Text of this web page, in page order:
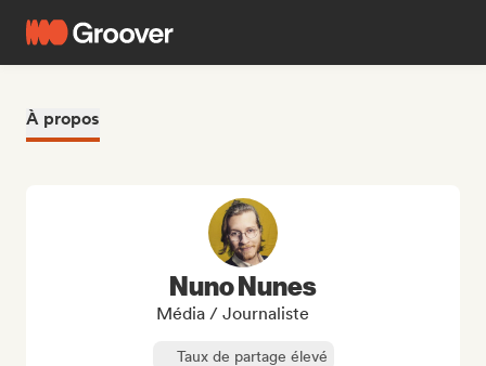
À propos
Nuno Nunes
Média / Journaliste
Taux de partage élevé